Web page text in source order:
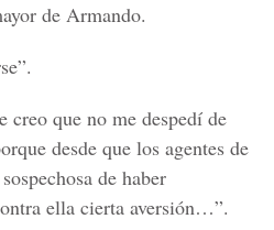
de Armando.
que no me despedí de
desde que los agentes de
de haber
ella cierta aversión…”.